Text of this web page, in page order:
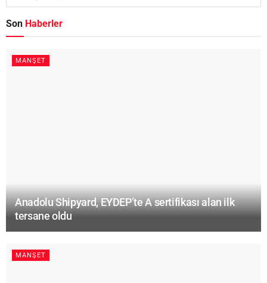
Son Haberler
MANŞET
Anadolu Shipyard, EYDEP’te A sertifikası alan ilk
tersane oldu
MANŞET